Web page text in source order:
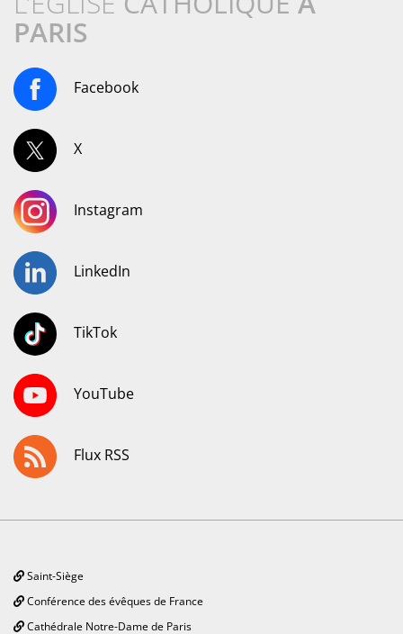
PARIS
Facebook
X
Instagram
LinkedIn
TikTok
YouTube
Flux RSS
Saint-Siège
Conférence des évêques de France
Cathédrale Notre-Dame de Paris